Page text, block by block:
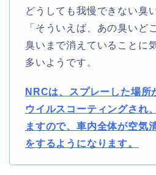
どうしても我慢できない臭
「そういえば、あの臭いど
臭いまで消えていることに
多いようです。
NRCは、スプレーした場所
ウイルスコーティングされ
ますので、車内全体が空気
をするようになります。